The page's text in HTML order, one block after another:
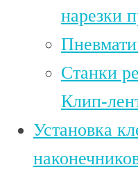
нарезки
Станки
Клип-
Установка